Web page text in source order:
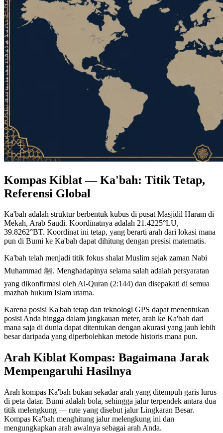
Kompas Kiblat — Ka'bah: Titik Tetap,
Referensi Global
Ka'bah adalah struktur berbentuk kubus di pusat Masjidil Haram di
Mekah, Arab Saudi. Koordinatnya adalah 21.4225°LU,
39.8262°BT. Koordinat ini tetap, yang berarti arah dari lokasi mana
pun di Bumi ke Ka'bah dapat dihitung dengan presisi matematis.
Ka'bah telah menjadi titik fokus shalat Muslim sejak zaman Nabi
Muhammad ﷺ. Menghadapinya selama salah adalah persyaratan
yang dikonfirmasi oleh Al-Quran (2:144) dan disepakati di semua
mazhab hukum Islam utama.
Karena posisi Ka'bah tetap dan teknologi GPS dapat menentukan
posisi Anda hingga dalam jangkauan meter, arah ke Ka'bah dari
mana saja di dunia dapat ditentukan dengan akurasi yang jauh lebih
besar daripada yang diperbolehkan metode historis mana pun.
Arah Kiblat Kompas: Bagaimana Jarak
Mempengaruhi Hasilnya
Arah kompas Ka'bah bukan sekadar arah yang ditempuh garis lurus
di peta datar. Bumi adalah bola, sehingga jalur terpendek antara dua
titik melengkung — rute yang disebut jalur Lingkaran Besar.
Kompas Ka'bah menghitung jalur melengkung ini dan
mengungkapkan arah awalnya sebagai arah Anda.